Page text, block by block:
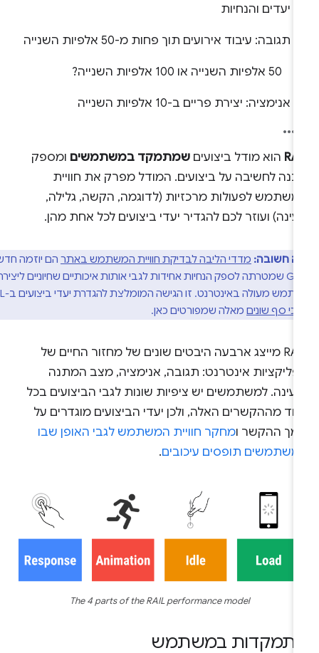
יעדים והנחיות
תגובה: עיבוד אירועים תוך פחות מ-50 אלפיות השנייה
אנימציה: יצירת פריים ב-10 אלפיות השנייה
הוא מודל ביצועיםשמתמקד במשתמשיםומספק
לחשיבה על ביצועים. המודל מפרק את חוויית
לפעולות מרכזיות (לדוגמה, הקשה, גלילה,
ועוזר לכם להגדיר יעדי ביצועים לכל אחת מהן.
חשובה:מדדי הליבה לבדיקת חוויית המשתמש באתרהם יוזמה חדשה
של Google שמטרתה לספק הנחיות אחידות לגבי אותות איכותיים שחיוניים ליצירת
חוויית משתמש מעולה באינטרנט. זו הגישה המומלצת להגדרת יעדי ביצועים ב-RAIL,
סף שוניםמאלה שמפורטים כאן.
‫RAIL מייצג ארבעה היבטים שונים של מחזור החיים של
אינטרנט: תגובה, אנימציה, מצב המתנה
למשתמשים יש ציפיות שונות לגבי הביצועים בכל
מההקשרים האלה, ולכן יעדי הביצועים מוגדרים על
ההקשר ומחקר חוויית המשתמש לגבי האופן שבו
תופסים עיכובים.
The 4 parts of the RAIL performance model
במשתמש